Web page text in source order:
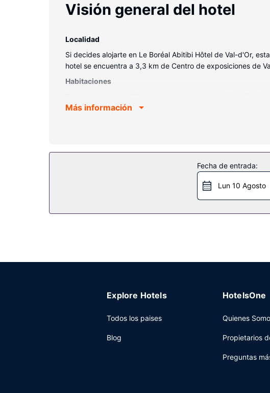
Visión general del hotel
Localidad
Si decides alojarte en Le Boréal Abitibi Hôtel de Val-d'Or,
hotel se encuentra a 3,3 km de Centro de exposiciones de
Habitaciones
permitirá mantenerte al día de todo. Además, en tus ratos
Se ofrece un desayuno continental gratuito todos los días
Más información
Fecha de entrada:
Lun 10 Agosto
Explore Hotels
Todos los paises
Blog
HotelsOne
Quienes
Propietarios
Preguntas